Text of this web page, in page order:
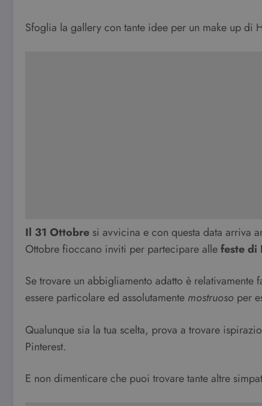
Sfoglia la gallery con tante idee per un make up di
Il 31 Ottobre si avvicina e con questa data arriva
Ottobre fioccano inviti per partecipare allefeste di
Se trovare un abbigliamento adatto è
essere particolare ed assolutamente mostruoso per
Qualunque sia la tua scelta, prova a trovare
Pinterest.
E non dimenticare che puoi trovare tante altre